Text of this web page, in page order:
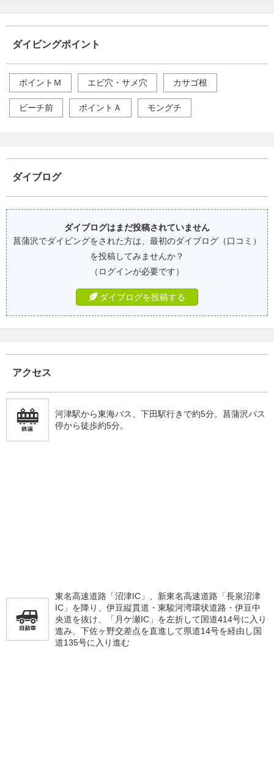
ダイビングポイント
ポイントＭ エビ穴・サメ穴 カサゴ根
ビーチ前 ポイントＡ モングチ
ダイブログ
ダイブログはまだ投稿されていません
菖蒲沢でダイビングをされた方は、最初のダイブログ（口コミ）
を投稿してみませんか？
（ログインが必要です）
ダイブログを投稿する
アクセス
河津駅から東海バス、下田駅行きで約5分。菖蒲沢バス
停から徒歩約5分。
東名高速道路「沼津IC」、新東名高速道路「長泉沼津
IC」を降り、伊豆縦貫道・東駿河湾環状道路・伊豆中
央道を抜け、「月ケ瀬IC」を左折して国道414号に入り
進み、下佐ヶ野交差点を直進して県道14号を経由し国
道135号に入り進む